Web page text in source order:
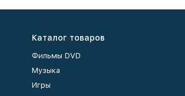
Каталог товаров
Фильмы DVD
Музыка
Игры